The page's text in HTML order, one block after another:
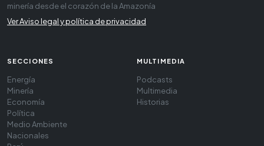
minería desde el corazón de la Amazonía
Ver Aviso legal y política de privacidad
SECCIONES
Energía
Minería
Economía
Política
Medio Ambiente
Nacionales
MULTIMEDIA
Podcasts
Multimedia
Historias